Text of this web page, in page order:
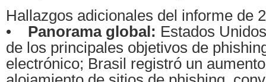
Hallazgos adicionales del informe de
•
Panorama global: Estados
de los principales objetivos de
electrónico; Brasil registró un